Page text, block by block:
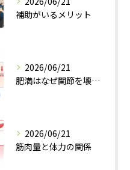
補助がいるメリット
2026/06/21
肥満はなぜ関節を壊すのか？
2026/06/21
筋肉量と体力の関係